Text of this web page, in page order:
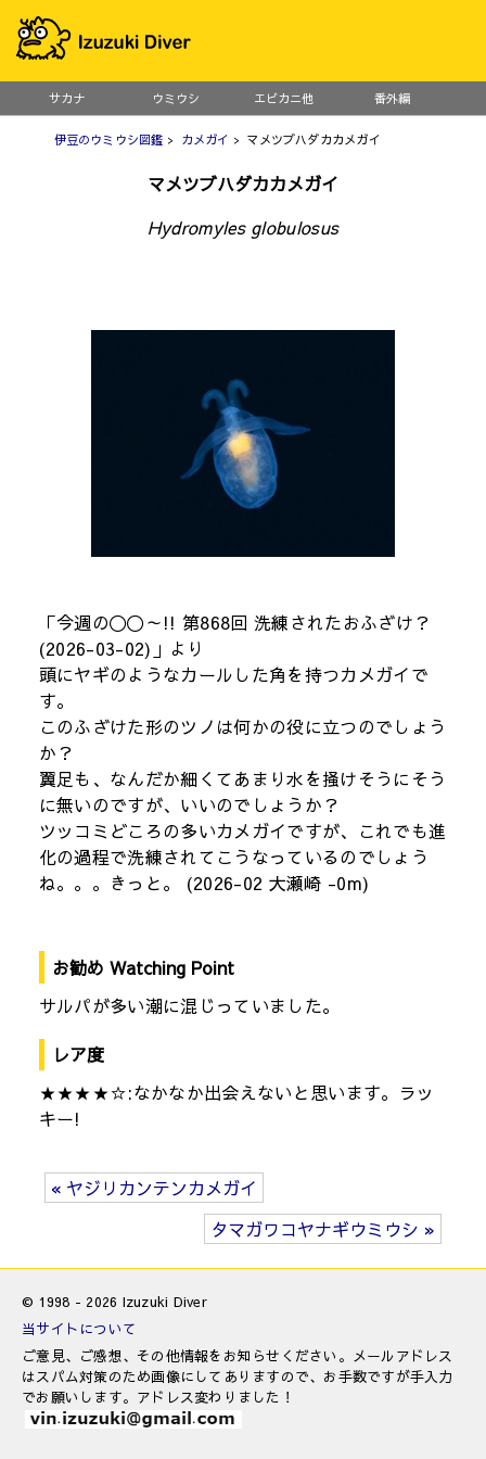
サカナ ウミウシ エビカニ他 番外編
伊豆のウミウシ図鑑 > カメガイ > マメツブハダカカメガイ
マメツブハダカカメガイ
Hydromyles globulosus
「今週の〇〇～!! 第868回 洗練されたおふざけ？
(2026-03-02)」より
頭にヤギのようなカールした角を持つカメガイで
す。
このふざけた形のツノは何かの役に立つのでしょう
か？
翼足も、なんだか細くてあまり水を掻けそうにそう
に無いのですが、いいのでしょうか？
ツッコミどころの多いカメガイですが、これでも進
化の過程で洗練されてこうなっているのでしょう
ね。。。きっと。 (2026-02 大瀬崎 -0m)
お勧め Watching Point
サルパが多い潮に混じっていました。
レア度
★★★★☆:なかなか出会えないと思います。ラッ
キー!
« ヤジリカンテンカメガイ
タマガワコヤナギウミウシ »
© 1998 - 2026 Izuzuki Diver
当サイトについて
ご意見、ご感想、その他情報をお知らせください。メールアドレス
はスパム対策のため画像にしてありますので、お手数ですが手入力
でお願いします。アドレス変わりました！